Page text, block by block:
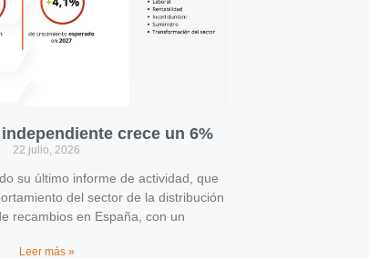
crece un 6%
22 julio, 2026
su último informe de actividad, que
del sector de la distribución
recambios en España, con un
Leer más »